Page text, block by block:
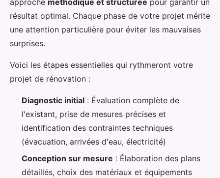
approche méthodique et structurée pour garantir un
résultat optimal. Chaque phase de votre projet mérite
une attention particulière pour éviter les mauvaises
surprises.
Voici les étapes essentielles qui rythmeront votre
projet de rénovation :
Diagnostic initial : Évaluation complète de
l'existant, prise de mesures précises et
identification des contraintes techniques
(évacuation, arrivées d'eau, électricité)
Conception sur mesure : Élaboration des plans
détaillés, choix des matériaux et équipements